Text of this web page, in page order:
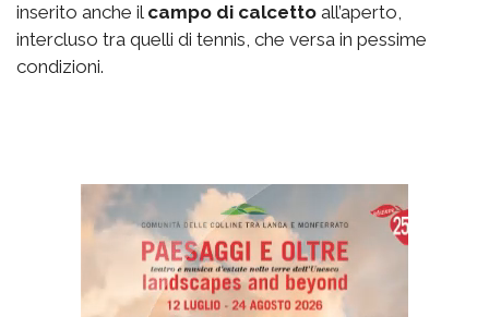
inserito anche il campo di calcetto all’aperto,
intercluso tra quelli di tennis, che versa in pessime
condizioni.